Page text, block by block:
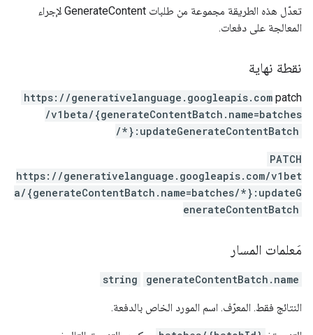
تعدّل هذه الطريقة مجموعة من طلبات GenerateContent لإجراء
المعالجة على دفعات.
نقطة نهاية
patch
https: / /generativelanguage.googleapis.com
/v1beta/{generateContentBatch.name=batches
/*}:updateGenerateContentBatch
PATCH
https://generativelanguage.googleapis.com/v1bet
a/{generateContentBatch.name=batches/*}:updateG
enerateContentBatch
مَعلمات المسار
generateContentBatch.name
string
النتائج فقط. المعرّف. اسم المورد الخاص بالدفعة.